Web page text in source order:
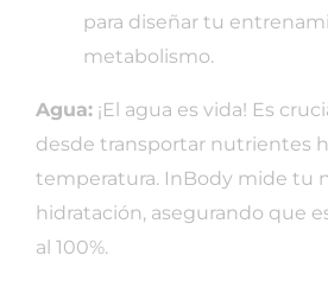
para diseñar tu
metabolismo.
Agua: ¡El agua es vida! Es
desde transportar nutrientes
temperatura. InBody mide tu
hidratación, asegurando que
al 100%.